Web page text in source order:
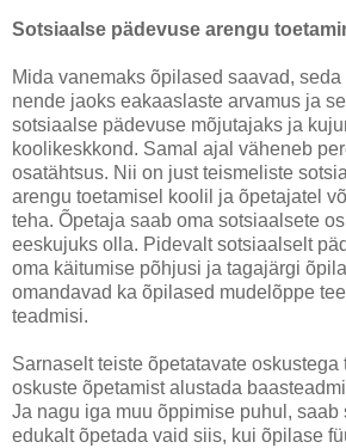
Sotsiaalse pädevuse arengu
Mida vanemaks õpilased saavad,
nende jaoks eakaaslaste arvamus ja
sotsiaalse pädevuse mõjutajaks ja
koolikeskkond. Samal ajal väheneb
osatähtsus. Nii on just teismeliste
arengu toetamisel koolil ja õpetajatel
teha. Õpetaja saab oma sotsiaalsete
eeskujuks olla. Pidevalt sotsiaalselt
oma käitumise põhjusi ja tagajärgi
omandavad ka õpilased mudelõppe
teadmisi.
Sarnaselt teiste õpetatavate
oskuste õpetamist alustada
Ja nagu iga muu õppimise puhul, saab
edukalt õpetada vaid siis, kui õpilase